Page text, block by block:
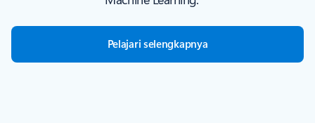
Pelajari selengkapnya